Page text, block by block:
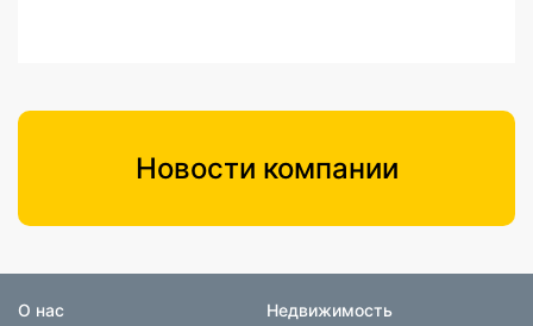
Новости компании
О нас Недвижимость